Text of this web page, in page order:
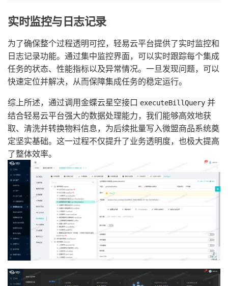
实时监控与日志记录
为了确保整个过程透明可控，轻易云平台提供了实时监控和
日志记录功能。通过集中监控界面，可以实时跟踪每个集成
任务的状态、性能指标以及异常情况。一旦发现问题，可以
快速定位并解决，从而保障集成任务的稳定运行。
综上所述，通过调用金蝶云星空接口 executeBillQuery 并
结合轻易云平台强大的数据处理能力，我们能够高效地获
取、清洗并转换物料信息，为后续批量写入微盟商品系统奠
定坚实基础。这一过程不仅提升了业务透明度，也极大提高
了整体效率。